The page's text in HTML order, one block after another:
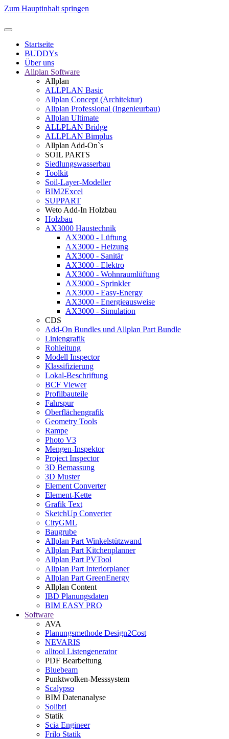
Zum Hauptinhalt springen
Startseite
BUDDYs
Über uns
Allplan Software
Allplan
ALLPLAN Basic
Allplan Concept (Architektur)
Allplan Professional (Ingenieurbau)
Allplan Ultimate
ALLPLAN Bridge
ALLPLAN Bimplus
Allplan Add-On`s
SOIL PARTS
Siedlungswasserbau
Toolkit
Soil-Layer-Modeller
BIM2Excel
SUPPART
Weto Add-In Holzbau
Holzbau
AX3000 Haustechnik
AX3000 - Lüftung
AX3000 - Heizung
AX3000 - Sanitär
AX3000 - Elektro
AX3000 - Wohnraumlüftung
AX3000 - Sprinkler
AX3000 - Easy-Energy
AX3000 - Energieausweise
AX3000 - Simulation
CDS
Add-On Bundles und Allplan Part Bundle
Liniengrafik
Rohleitung
Modell Inspector
Klassifizierung
Lokal-Beschriftung
BCF Viewer
Profilbauteile
Fahrspur
Oberflächengrafik
Geometry Tools
Rampe
Photo V3
Mengen-Inspektor
Project Inspector
3D Bemassung
3D Muster
Element Converter
Element-Kette
Grafik Text
SketchUp Converter
CityGML
Baugrube
Allplan Part Winkelstützwand
Allplan Part Kitchenplanner
Allplan Part PVTool
Allplan Part Interiorplaner
Allplan Part GreenEnergy
Allplan Content
IBD Planungsdaten
BIM EASY PRO
Software
AVA
Planungsmethode Design2Cost
NEVARIS
alltool Listengenerator
PDF Bearbeitung
Bluebeam
Punktwolken-Messsystem
Scalypso
BIM Datenanalyse
Solibri
Statik
Scia Engineer
Frilo Statik